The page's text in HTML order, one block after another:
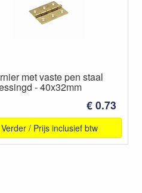
met vaste pen staal
- 40x32mm
€ 0.73
Verder / Prijs inclusief btw